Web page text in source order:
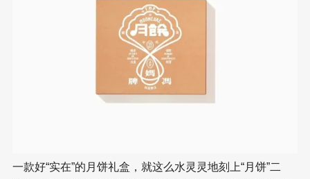
一款好“实在”的月饼礼盒，就这么水灵灵地刻上“月饼”二